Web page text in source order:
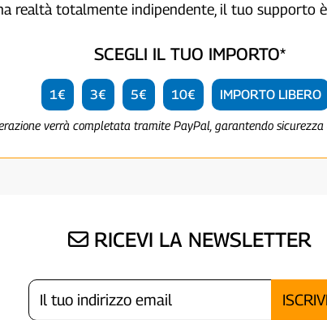
realtà totalmente indipendente, il tuo supporto
SCEGLI IL TUO IMPORTO*
1€ 3€ 5€ 10€ IMPORTO LIBERO
verrà completata tramite PayPal, garantendo
RICEVI LA NEWSLETTER